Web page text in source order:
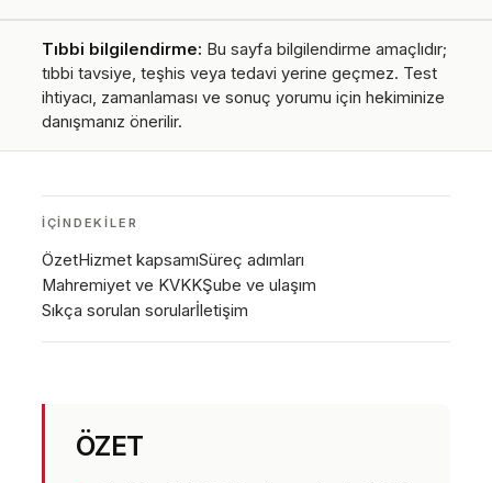
Tıbbi bilgilendirme: Bu sayfa bilgilendirme amaçlıdır;
tıbbi tavsiye, teşhis veya tedavi yerine geçmez. Test
ihtiyacı, zamanlaması ve sonuç yorumu için hekiminize
danışmanız önerilir.
İÇINDEKILER
ÖzetHizmet kapsamıSüreç adımları
Mahremiyet ve KVKKŞube ve ulaşım
Sıkça sorulan sorularİletişim
ÖZET